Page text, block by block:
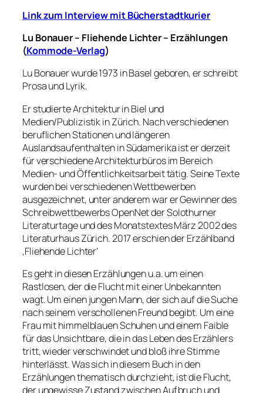
Link zum Interview mit Bücherstadtkurier
Lu Bonauer – Fliehende Lichter – Erzählungen
(Kommode-Verlag)
Lu Bonauer wurde 1973 in Basel geboren, er schreibt
Prosa und Lyrik.
Er studierte Architektur in Biel und
Medien/Publizistik in Zürich. Nach verschiedenen
beruflichen Stationen und längeren
Auslandsaufenthalten in Südamerika ist er derzeit
für verschiedene Architekturbüros im Bereich
Medien- und Öffentlichkeitsarbeit tätig. Seine Texte
wurden bei verschiedenen Wettbewerben
ausgezeichnet, unter anderem war er Gewinner des
Schreibwettbewerbs OpenNet der Solothurner
Literaturtage und des Monatstextes März 2002 des
Literaturhaus Zürich. 2017 erschien der Erzählband
‚Fliehende Lichter‘
Es geht in diesen Erzählungen u.a. um einen
Rastlosen, der die Flucht mit einer Unbekannten
wagt. Um einen jungen Mann, der sich auf die Suche
nach seinem verschollenen Freund begibt. Um eine
Frau mit himmelblauen Schuhen und einem Faible
für das Unsichtbare, die in das Leben des Erzählers
tritt, wieder verschwindet und bloß ihre Stimme
hinterlässt. Was sich in diesem Buch in den
Erzählungen thematisch durchzieht, ist die Flucht,
der ungewisse Zustand zwischen Aufbruch und